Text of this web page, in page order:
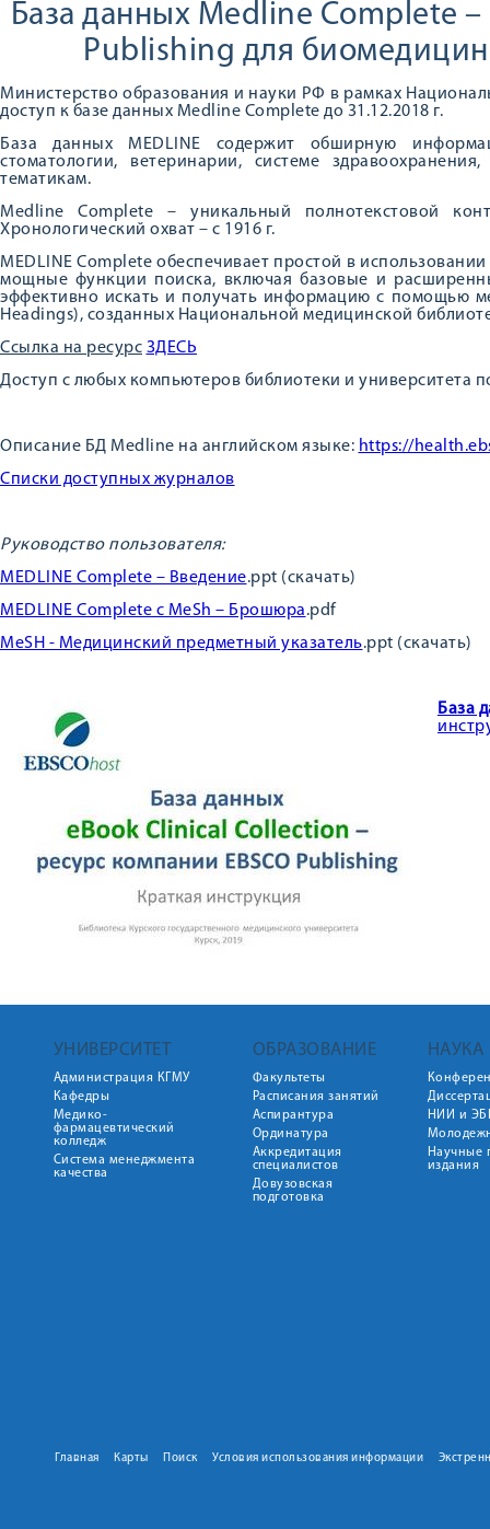
База данных Medline Complete –
Publishing для
Министерство образования и науки РФ в рамках
доступ к базе данных Medline Complete до 31.12.2018 г.
База данных MEDLINE содержит обширную
стоматологии, ветеринарии, системе
тематикам.
Medline Complete – уникальный полнотекстовой
Хронологический охват – с 1916 г.
MEDLINE Complete обеспечивает простой в
мощные функции поиска, включая базовые и
эффективно искать и получать информацию с помощью
Headings), созданных Национальной медицинской
Ссылка на ресурс ЗДЕСЬ
Доступ с любых компьютеров библиотеки и университета
Описание БД Medline на английском языке: https://
Списки доступных журналов
Руководство пользователя:
MEDLINE Complete – Введение.ppt (скачать)
MEDLINE Complete с MeSh – Брошюра.pdf
MeSH - Медицинский предметный указатель.ppt (скачать)
База
УНИВЕРСИТЕТ
Администрация КГМУ
Кафедры
Медико-
фармацевтический
колледж
Система менеджмента
качества
ОБРАЗОВАНИЕ
Факультеты
Расписания занятий
Аспирантура
Ординатура
Аккредитация
специалистов
Довузовская
подготовка
НАУКА
НИИ и
Научные
издания
Главная Карты Поиск Условия использования информации